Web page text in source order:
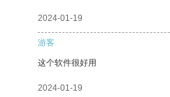
2024-01-19
游客
这个软件很好用
2024-01-19